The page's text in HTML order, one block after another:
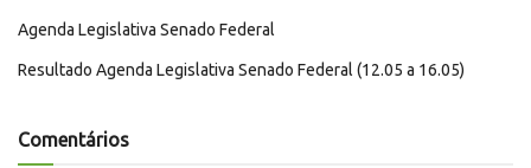
Agenda Legislativa Senado Federal
Resultado Agenda Legislativa Senado Federal (12.05 a 16.05)
Comentários